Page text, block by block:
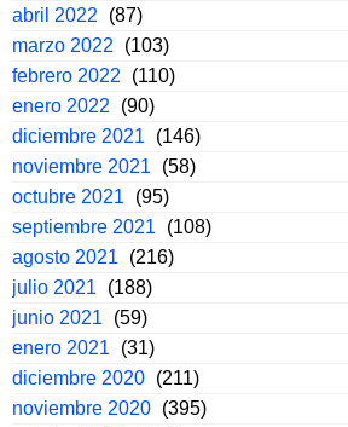
abril 2022
(87)
marzo 2022
(103)
febrero 2022
(110)
enero 2022
(90)
diciembre 2021
(146)
noviembre 2021
(58)
octubre 2021
(95)
septiembre 2021
(108)
agosto 2021
(216)
julio 2021
(188)
junio 2021
(59)
enero 2021
(31)
diciembre 2020 (211)
noviembre 2020 (395)